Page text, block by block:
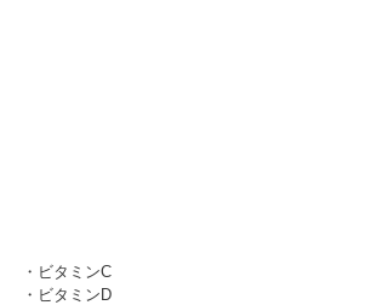
・ビタミンC
・ビタミンD